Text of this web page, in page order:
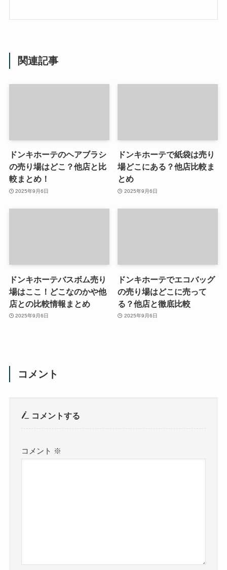
関連記事
ドンキホーテのヘアブラシ
の売り場はどこ？他店と比
較まとめ！
2025年9月6日
ドンキホーテで紙袋は売り
場どこにある？他店比較ま
とめ
2025年9月6日
ドンキホーテバスボム売り
場はここ！どこなのかや他
店との比較情報まとめ
2025年9月6日
ドンキホーテでエコバッグ
の売り場はどこに売って
る？他店と徹底比較
2025年9月6日
コメント
コメントする
コメント ※